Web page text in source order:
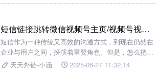
难题，借助第三方跳转工具【天天外链】就能轻松解
短信链接跳转微信视频号主页/视频号视频/视频号直播怎么实现？
短信作为一种传统又高效的沟通方式，到现在仍然在
企业与用户之间，扮演着重要角色。但是，怎么把短
信的即时性，和微信视频号的强大传播力相结合，一
天天外链-小涵 2025-06-27 11:32:14